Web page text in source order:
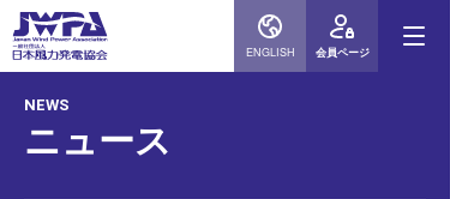
ENGLISH 会員ページ
NEWS
ニュース